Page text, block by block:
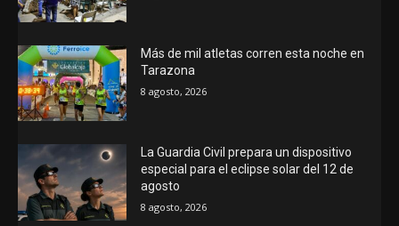
Más de mil atletas corren esta noche en
Tarazona
8 agosto, 2026
La Guardia Civil prepara un dispositivo
especial para el eclipse solar del 12 de
agosto
8 agosto, 2026